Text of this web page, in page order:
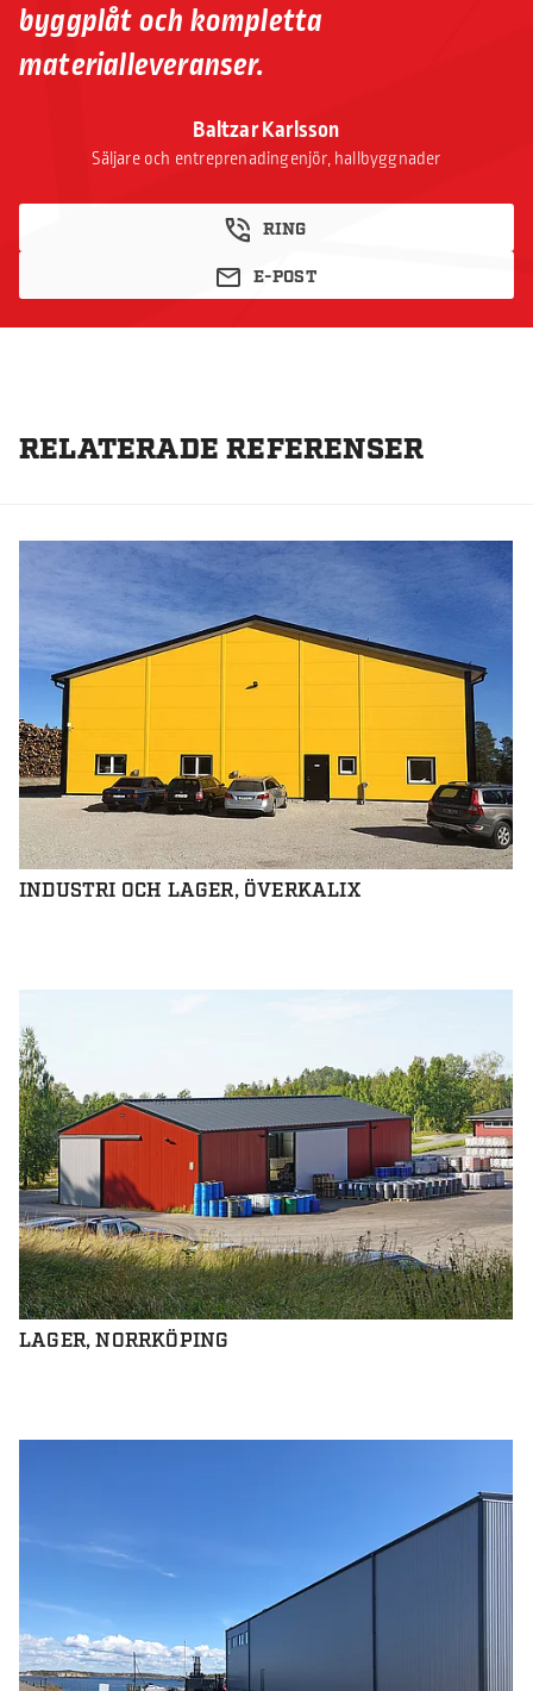
Baltzar Karlsson
Säljare och entreprenadingenjör, hallbyggnader
RING
E-POST
byggplåt och kompletta
materialleveranser.
RELATERADE REFERENSER
INDUSTRI OCH LAGER, ÖVERKALIX
LAGER, NORRKÖPING